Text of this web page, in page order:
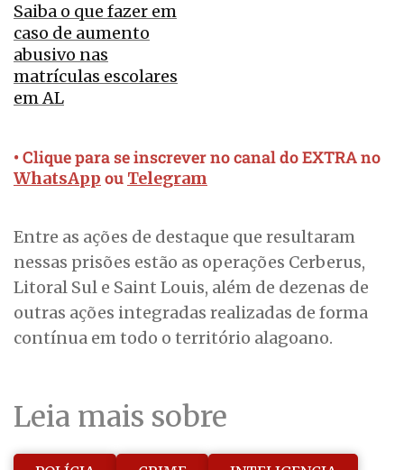
Saiba o que fazer em
caso de aumento
abusivo nas
matrículas escolares
em AL
• Clique para se inscrever no canal do EXTRA no
WhatsApp ou Telegram
Entre as ações de destaque que resultaram
nessas prisões estão as operações Cerberus,
Litoral Sul e Saint Louis, além de dezenas de
outras ações integradas realizadas de forma
contínua em todo o território alagoano.
Leia mais sobre